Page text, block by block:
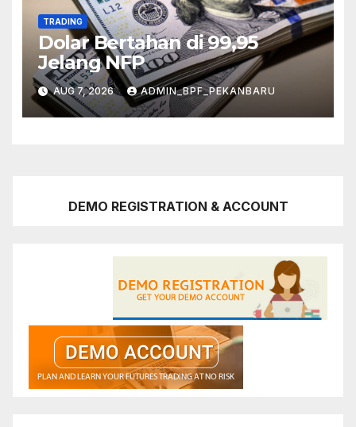
TRADING
Dolar Bertahan di 99,95
Jelang NFP
AUG 7, 2026 ADMIN_BPF_PEKANBARU
DEMO REGISTRATION & ACCOUNT